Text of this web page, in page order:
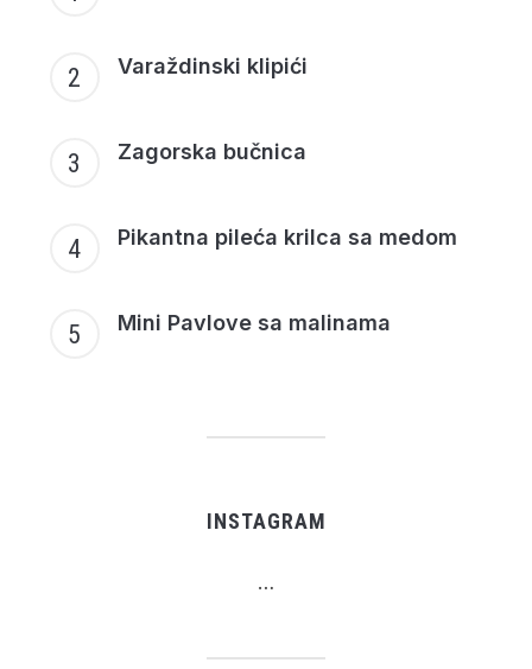
Varaždinski klipići
Zagorska bučnica
Pikantna pileća krilca sa medom
Mini Pavlove sa malinama
INSTAGRAM
…